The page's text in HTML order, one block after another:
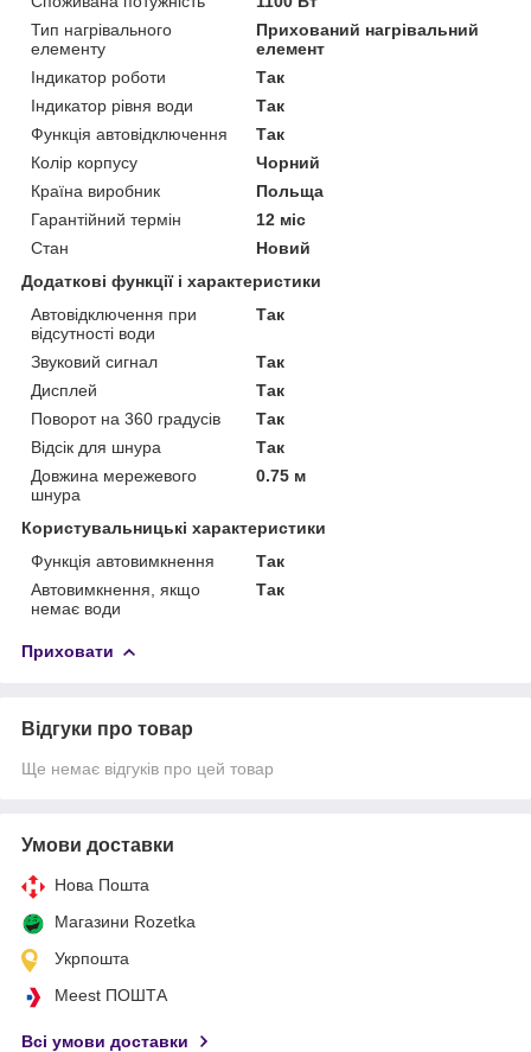
Тип нагрівального
елементу
Прихований нагрівальний
елемент
Індикатор роботи
Так
Індикатор рівня води
Так
Функція автовідключення
Так
Колір корпусу
Чорний
Країна виробник
Польща
Гарантійний термін
12 міс
Стан
Новий
Додаткові функції і характеристики
Автовідключення при
відсутності води
Так
Звуковий сигнал
Так
Дисплей
Так
Поворот на 360 градусів
Так
Відсік для шнура
Так
Довжина мережевого
шнура
0.75 м
Користувальницькі характеристики
Функція автовимкнення
Так
Автовимкнення, якщо
немає води
Так
Приховати
Відгуки про товар
Ще немає відгуків про цей товар
Умови доставки
Нова Пошта
Магазини Rozetka
Укрпошта
Meest ПОШТА
Всі умови доставки